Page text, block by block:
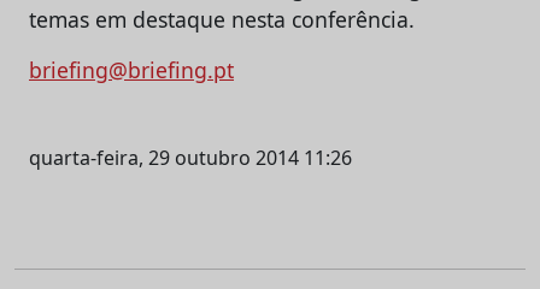
temas em destaque nesta conferência.
briefing@briefing.pt
quarta-feira, 29 outubro 2014 11:26